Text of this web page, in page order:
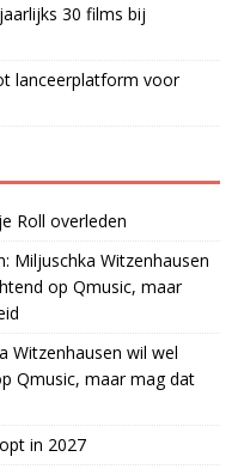
30 films bij
lanceerplatform voor
Roll overleden
Miljuschka Witzenhausen
op Qmusic, maar
Witzenhausen wil wel
Qmusic, maar mag dat
in 2027